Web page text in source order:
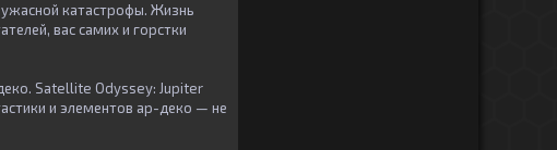
катастрофы. Жизнь
вас самих и горстки
Satellite Odyssey: Jupiter
и элементов ар-деко — не